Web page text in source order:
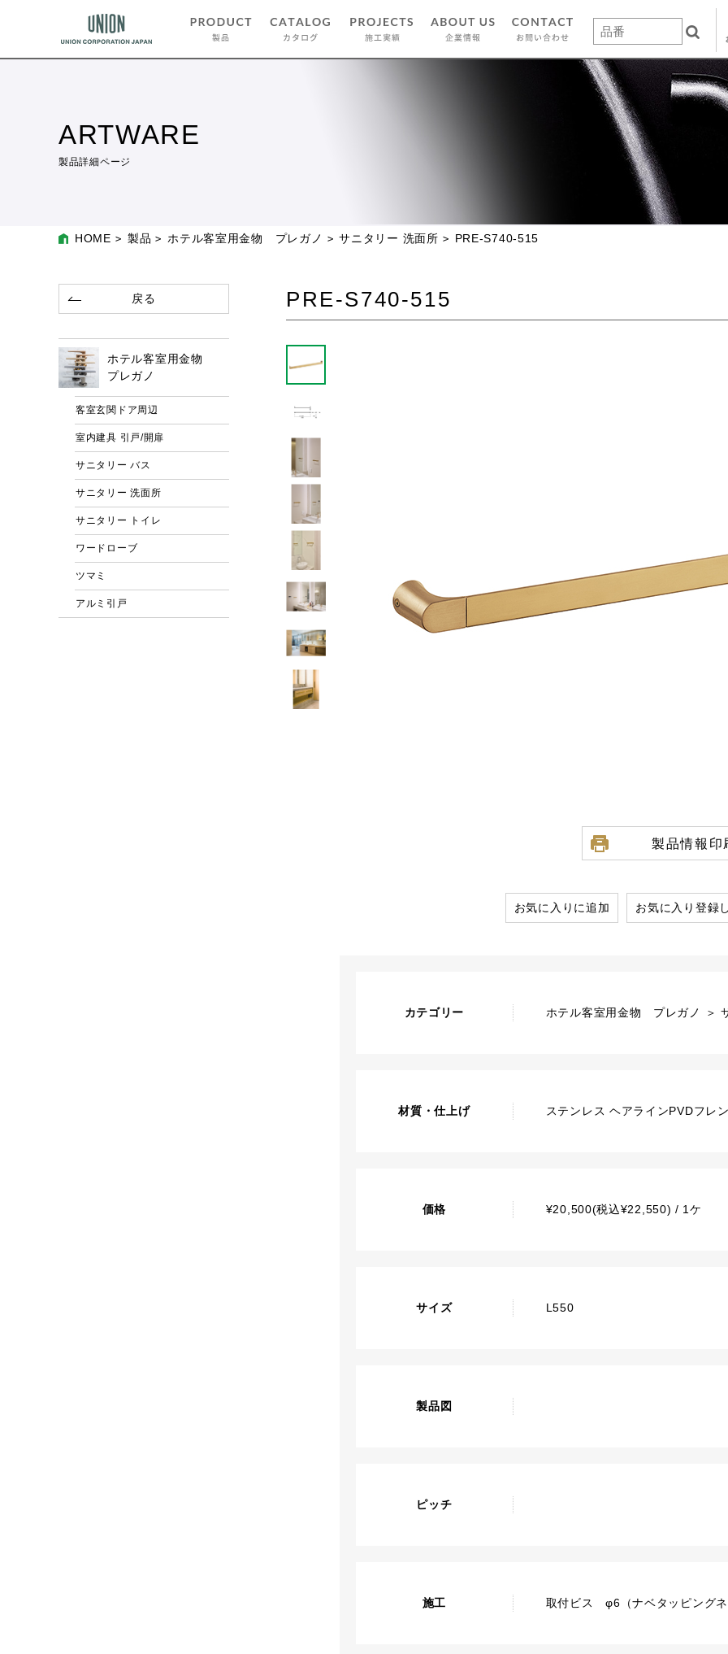
ARTWARE
製品詳細ページ
HOME 製品 ホテル客室用金物 プレガノ サニタリー 洗面所 PRE-S740-515
PRE-S740-515
製品情報印
お気に入りに追加 お気に入り登録
カテゴリー ホテル客室用金物 プレガノ ＞
材質・仕上げ ステンレス ヘアラインPVDフレ
価格 ¥20,500(税込¥22,550) / 1ケ
サイズ L550
製品図
ピッチ
施工 取付ビス φ6（ナベタッピング
戻る
ホテル客室用金物
プレガノ
客室玄関ドア周辺
室内建具 引戸/開扉
サニタリー バス
サニタリー 洗面所
サニタリー トイレ
ワードローブ
ツマミ
アルミ引戸